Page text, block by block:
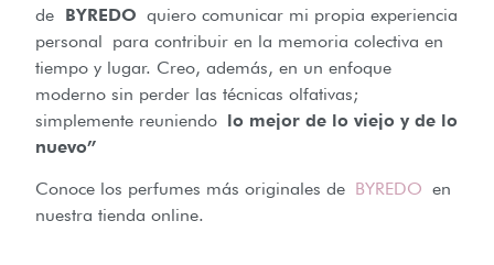
de BYREDO quiero comunicar mi propia experiencia
personal para contribuir en la memoria colectiva en
tiempo y lugar. Creo, además, en un enfoque
moderno sin perder las técnicas olfativas;
simplemente reuniendo lo mejor de lo viejo y de lo
nuevo”
Conoce los perfumes más originales de BYREDO en
nuestra tienda online.